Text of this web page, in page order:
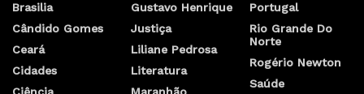
Brasilia
Cândido Gomes
Ceará
Cidades
Gustavo Henrique
Justiça
Liliane Pedrosa
Literatura
Portugal
Rio Grande Do
Norte
Rogério Newton
Saúde